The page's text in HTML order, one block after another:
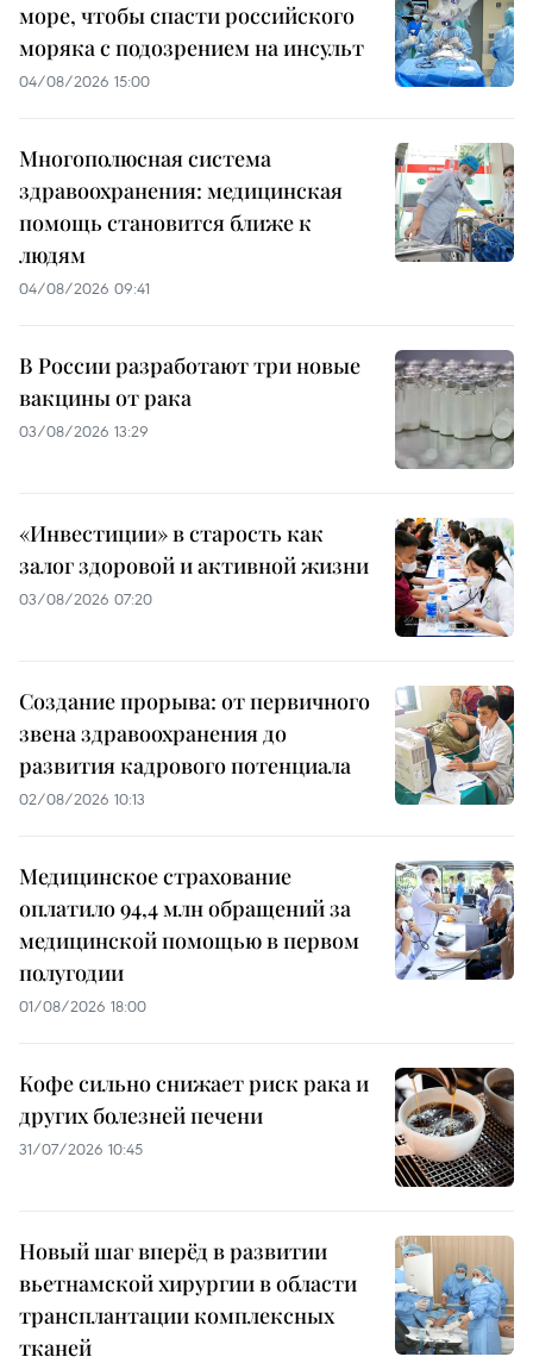
море, чтобы спасти российского
моряка с подозрением на инсульт
04/08/2026 15:00
Многополюсная система
здравоохранения: медицинская
помощь становится ближе к
людям
04/08/2026 09:41
В России разработают три новые
вакцины от рака
03/08/2026 13:29
«Инвестиции» в старость как
залог здоровой и активной жизни
03/08/2026 07:20
Создание прорыва: от первичного
звена здравоохранения до
развития кадрового потенциала
02/08/2026 10:13
Медицинское страхование
оплатило 94,4 млн обращений за
медицинской помощью в первом
полугодии
01/08/2026 18:00
Кофе сильно снижает риск рака и
других болезней печени
31/07/2026 10:45
Новый шаг вперёд в развитии
вьетнамской хирургии в области
трансплантации комплексных
тканей